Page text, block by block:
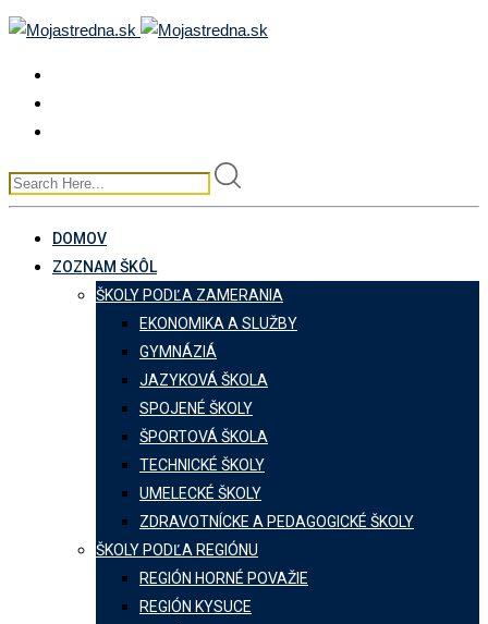
Skip
DOMOV
ZOZNAM ŠKÔL
ŠKOLY PODĽA ZAMERANIA
EKONOMIKA A SLUŽBY
GYMNÁZIÁ
JAZYKOVÁ ŠKOLA
SPOJENÉ ŠKOLY
ŠPORTOVÁ ŠKOLA
TECHNICKÉ ŠKOLY
UMELECKÉ ŠKOLY
ZDRAVOTNÍCKE A PEDAGOGICKÉ ŠKOLY
ŠKOLY PODĽA REGIÓNU
REGIÓN HORNÉ POVAŽIE
REGIÓN KYSUCE